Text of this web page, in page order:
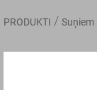
PRODUKTI / Suņiem